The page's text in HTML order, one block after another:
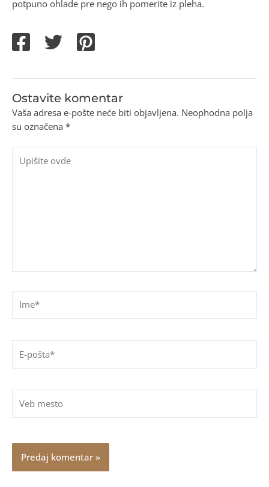
potpuno ohlade pre nego ih pomerite iz pleha.
Ostavite komentar
Vaša adresa e-pošte neće biti objavljena. Neophodna polja
su označena *
ovde
pošta*
mesto